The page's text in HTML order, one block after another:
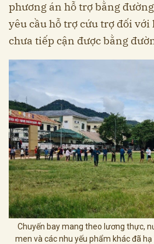
phương án hỗ trợ bằng
yêu cầu hỗ trợ cứu trợ đối với
chưa tiếp cận được bằng
Chuyến bay mang theo lương thực,
men và các nhu yếu phẩm khác đã